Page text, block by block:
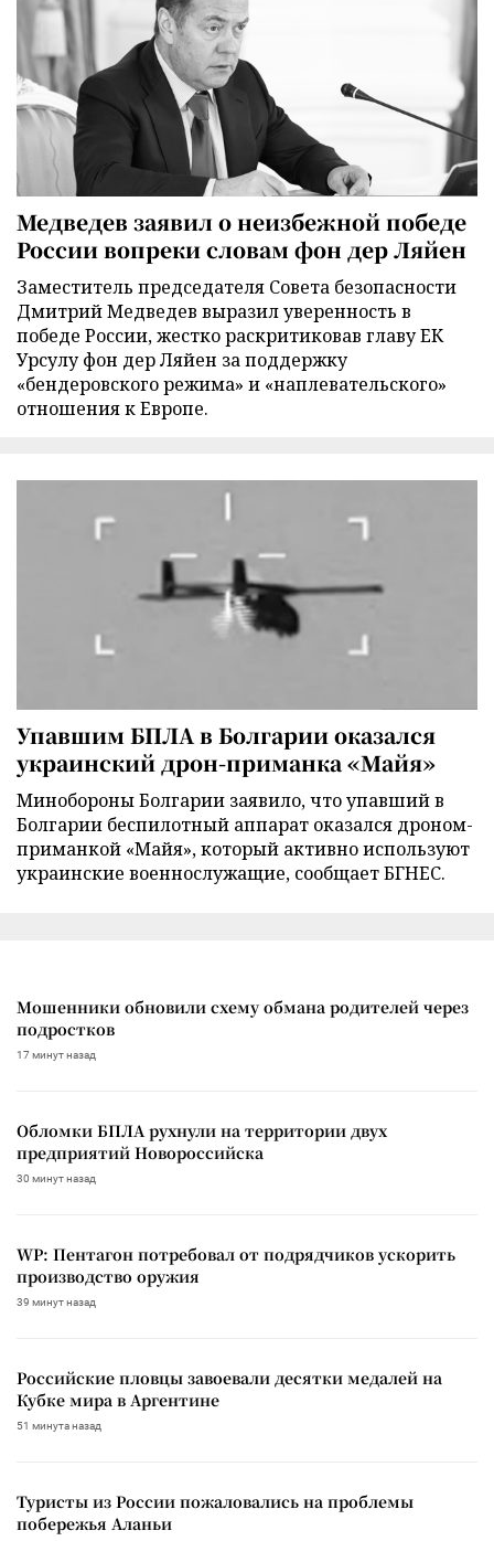
Медведев заявил о неизбежной победе
России вопреки словам фон дер Ляйен
Заместитель председателя Совета безопасности
Дмитрий Медведев выразил уверенность в
победе России, жестко раскритиковав главу ЕК
Урсулу фон дер Ляйен за поддержку
«бендеровского режима» и «наплевательского»
отношения к Европе.
Упавшим БПЛА в Болгарии оказался
украинский дрон-приманка «Майя»
Минобороны Болгарии заявило, что упавший в
Болгарии беспилотный аппарат оказался дроном-
приманкой «Майя», который активно используют
украинские военнослужащие, сообщает БГНЕС.
Мошенники обновили схему обмана родителей через
подростков
17 минут назад
Обломки БПЛА рухнули на территории двух
предприятий Новороссийска
30 минут назад
WP: Пентагон потребовал от подрядчиков ускорить
производство оружия
39 минут назад
Российские пловцы завоевали десятки медалей на
Кубке мира в Аргентине
51 минута назад
Туристы из России пожаловались на проблемы
побережья Аланьи